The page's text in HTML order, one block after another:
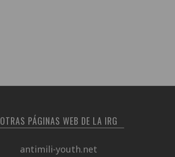
OTRAS PÁGINAS WEB DE LA IRG
antimili-youth.net